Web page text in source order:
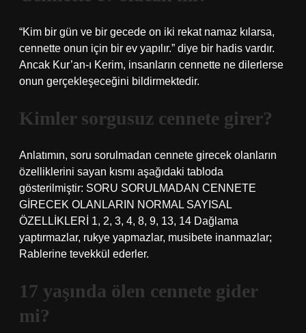
“Kim bir gün ve bir gecede on iki rekat namaz kılarsa,
cennette onun için bir ev yapılır.” diye bir hadis vardır.
Ancak Kur’an-ı Kerim, insanların cennette ne dilerlerse
onun gerçekleşeceğini bildirmektedir.
Kimler sorgusuz cennete girer?
Anlatımın, soru sorulmadan cennete girecek olanların
özelliklerini sayan kısmı aşağıdaki tabloda
gösterilmiştir: SORU SORULMADAN CENNETE
GİRECEK OLANLARIN NORMAL SAYISAL
ÖZELLİKLERİ 1, 2, 3, 4, 8, 9, 13, 14 Dağlama
yaptırmazlar, rukye yapmazlar, musibete inanmazlar;
Rablerine tevekkül ederler.
17 yaşında ölen cennete gider
mi?